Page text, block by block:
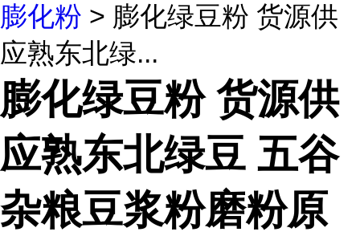
膨化粉 > 膨化绿豆粉 货源供
应熟东北绿...
膨化绿豆粉 货源供
应熟东北绿豆 五谷
杂粮豆浆粉磨粉原